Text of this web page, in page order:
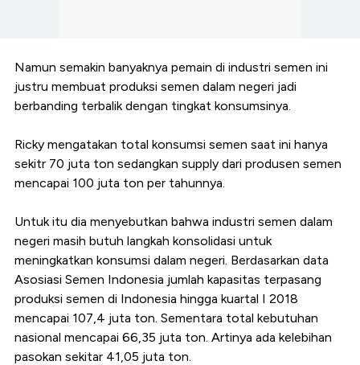
Namun semakin banyaknya pemain di industri semen ini
justru membuat produksi semen dalam negeri jadi
berbanding terbalik dengan tingkat konsumsinya.
Ricky mengatakan total konsumsi semen saat ini hanya
sekitr 70 juta ton sedangkan supply dari produsen semen
mencapai 100 juta ton per tahunnya.
Untuk itu dia menyebutkan bahwa industri semen dalam
negeri masih butuh langkah konsolidasi untuk
meningkatkan konsumsi dalam negeri. Berdasarkan data
Asosiasi Semen Indonesia jumlah kapasitas terpasang
produksi semen di Indonesia hingga kuartal I 2018
mencapai 107,4 juta ton. Sementara total kebutuhan
nasional mencapai 66,35 juta ton. Artinya ada kelebihan
pasokan sekitar 41,05 juta ton.